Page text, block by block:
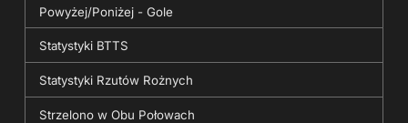
Powyżej/Poniżej - Gole
Statystyki BTTS
Statystyki Rzutów Rożnych
Strzelono w Obu Połowach